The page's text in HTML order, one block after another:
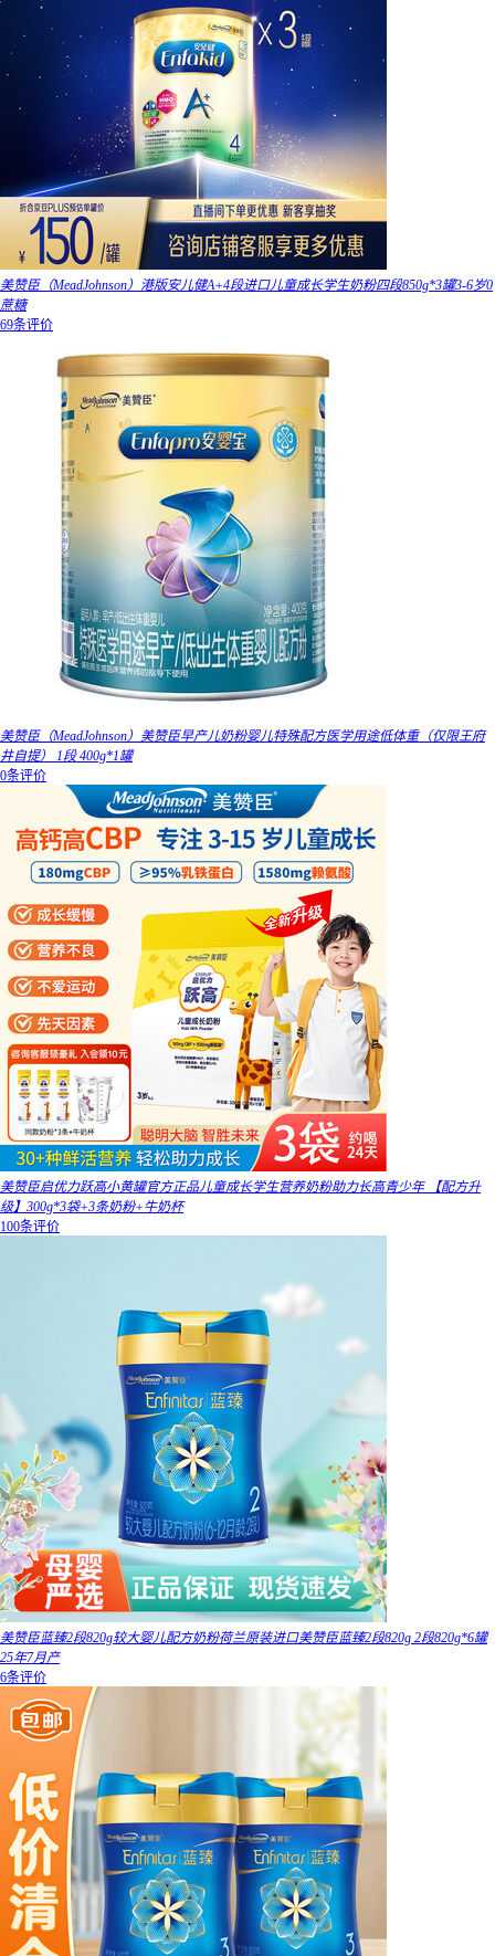
美赞臣（MeadJohnson）港版安儿健A+4段进口儿童成长学生奶粉四段850g*3罐3-6岁0
蔗糖
69条评价
美赞臣（MeadJohnson）美赞臣早产儿奶粉婴儿特殊配方医学用途低体重（仅限王府
井自提） 1段 400g*1罐
0条评价
美赞臣启优力跃高小黄罐官方正品儿童成长学生营养奶粉助力长高青少年 【配方升
级】300g*3袋+3条奶粉+牛奶杯
100条评价
美赞臣蓝臻2段820g较大婴儿配方奶粉荷兰原装进口美赞臣蓝臻2段820g 2段820g*6罐
25年7月产
6条评价